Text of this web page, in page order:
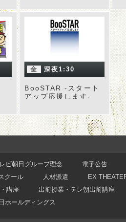
金 深夜1:30
BooSTAR -スタート
アップ応援します-
ビ朝日グループ理念
電子公告
クール
人材派遣
EX
講座
出前授業・テレ朝出前講座
ホールディングス